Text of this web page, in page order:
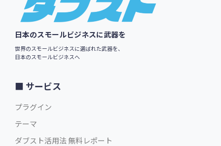
日本のスモールビジネスに武器を
世界のスモールビジネスに選ばれた武器を、
日本のスモールビジネスへ
サービス
プラグイン
テーマ
ダブスト活用法 無料レポート